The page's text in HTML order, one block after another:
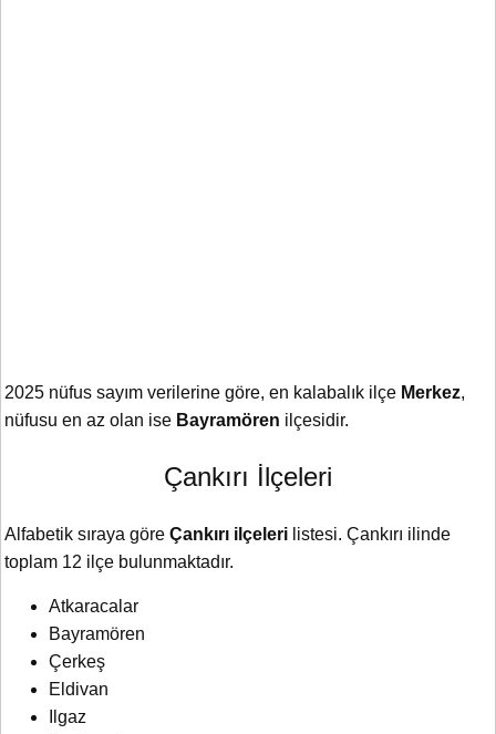
2025 nüfus sayım verilerine göre, en kalabalık ilçe Merkez,
nüfusu en az olan ise Bayramören ilçesidir.
Çankırı İlçeleri
Alfabetik sıraya göre Çankırı ilçeleri listesi. Çankırı ilinde
toplam 12 ilçe bulunmaktadır.
Atkaracalar
Bayramören
Çerkeş
Eldivan
Ilgaz